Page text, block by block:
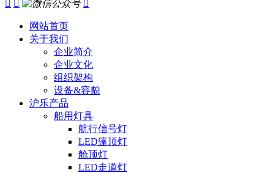
  
网站首页
关于我们
企业简介
企业文化
组织架构
设备&容貌
沪乐产品
船用灯具
航行信号灯
LED篷顶灯
舱顶灯
LED走道灯